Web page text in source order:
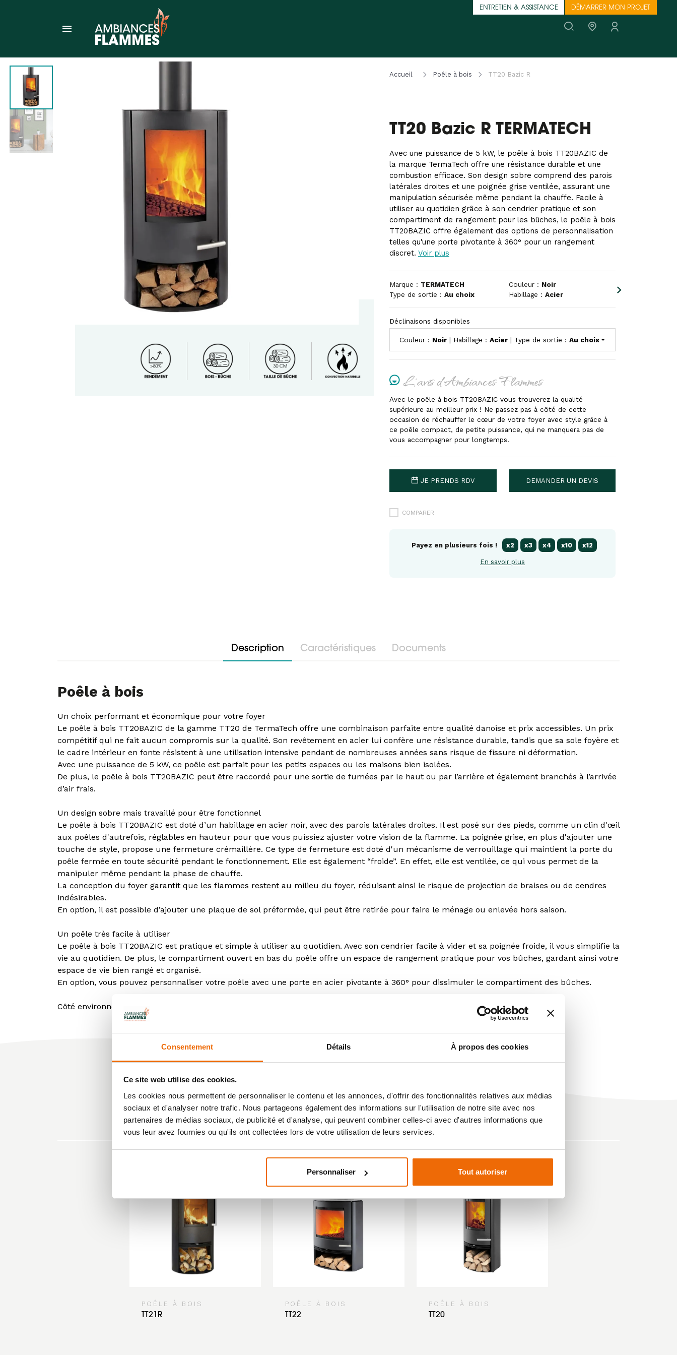
Consentement Détails À propos des cookies
Ce site web utilise des cookies.
Les cookies nous permettent de personnaliser le contenu et les annonces, d'offrir des fonctionnalités relatives aux médias
sociaux et d'analyser notre trafic. Nous partageons également des informations sur l'utilisation de notre site avec nos
partenaires de médias sociaux, de publicité et d'analyse, qui peuvent combiner celles-ci avec d'autres informations que
vous leur avez fournies ou qu'ils ont collectées lors de votre utilisation de leurs services.
Personnaliser Tout autoriser
ENTRETIEN & ASSISTANCE DÉMARRER MON PROJET
Accueil Poêle à bois TT20 Bazic R
TT20 Bazic R TERMATECH
Avec une puissance de 5 kW, le poêle à bois TT20BAZIC de
la marque TermaTech offre une résistance durable et une
combustion efficace. Son design sobre comprend des parois
latérales droites et une poignée grise ventilée, assurant une
manipulation sécurisée même pendant la chauffe. Facile à
utiliser au quotidien grâce à son cendrier pratique et son
compartiment de rangement pour les bûches, le poêle à bois
TT20BAZIC offre également des options de personnalisation
telles qu'une porte pivotante à 360° pour un rangement
discret. Voir plus
Marque : TERMATECH
Type de sortie : Au choix
Couleur : Noir
Habillage : Acier
Déclinaisons disponibles
Couleur : Noir | Habillage :Acier | Type de sortie :Au choix
L'avis d'Ambiances Flammes
Avec le poêle à bois TT20BAZIC vous trouverez la qualité
supérieure au meilleur prix ! Ne passez pas à côté de cette
occasion de réchauffer le cœur de votre foyer avec style grâce à
ce poêle compact, de petite puissance, qui ne manquera pas de
vous accompagner pour longtemps.
JE PRENDS RDV DEMANDER UN DEVIS
COMPARER
Payez en plusieurs fois ! x2 x3 x4 x10 x12
En savoir plus
Description Caractéristiques Documents
Poêle à bois
Un choix performant et économique pour votre foyer
Le poêle à bois TT20BAZIC de la gamme TT20 de TermaTech offre une combinaison parfaite entre qualité danoise et prix accessibles. Un prix
compétitif qui ne fait aucun compromis sur la qualité. Son revêtement en acier lui confère une résistance durable, tandis que sa sole foyère et
le cadre intérieur en fonte résistent à une utilisation intensive pendant de nombreuses années sans risque de fissure ni déformation.
Avec une puissance de 5 kW, ce poêle est parfait pour les petits espaces ou les maisons bien isolées.
De plus, le poêle à bois TT20BAZIC peut être raccordé pour une sortie de fumées par le haut ou par l’arrière et également branchés à l’arrivée
d’air frais.
Un design sobre mais travaillé pour être fonctionnel
Le poêle à bois TT20BAZIC est doté d’un habillage en acier noir, avec des parois latérales droites. Il est posé sur des pieds, comme un clin d'œil
aux poêles d'autrefois, réglables en hauteur pour que vous puissiez ajuster votre vision de la flamme. La poignée grise, en plus d'ajouter une
touche de style, propose une fermeture crémaillère. Ce type de fermeture est doté d'un mécanisme de verrouillage qui maintient la porte du
poêle fermée en toute sécurité pendant le fonctionnement. Elle est également “froide”. En effet, elle est ventilée, ce qui vous permet de la
manipuler même pendant la phase de chauffe.
La conception du foyer garantit que les flammes restent au milieu du foyer, réduisant ainsi le risque de projection de braises ou de cendres
indésirables.
En option, il est possible d’ajouter une plaque de sol préformée, qui peut être retirée pour faire le ménage ou enlevée hors saison.
Un poêle très facile à utiliser
Le poêle à bois TT20BAZIC est pratique et simple à utiliser au quotidien. Avec son cendrier facile à vider et sa poignée froide, il vous simplifie la
vie au quotidien. De plus, le compartiment ouvert en bas du poêle offre un espace de rangement pratique pour vos bûches, gardant ainsi votre
espace de vie bien rangé et organisé.
En option, vous pouvez personnaliser votre poêle avec une porte en acier pivotante à 360° pour dissimuler le compartiment des bûches.
Côté environnemental, le poêle à bois TT20BAZIC est classé A+. Il est également EcoDesign 2022.
Vous aimerez aussi
POÊLE À BOIS
TT21R
POÊLE À BOIS
TT22
POÊLE À BOIS
TT20